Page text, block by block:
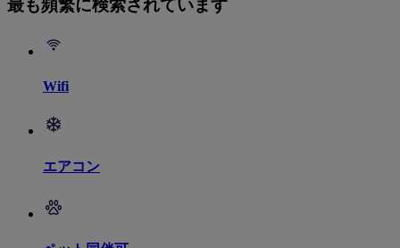
最も頻繁に検索されています
Wifi
エアコン